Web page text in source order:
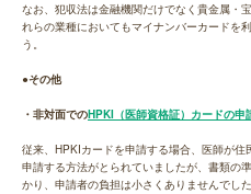
なお、犯収法は金融機関だけでなく貴金属・
れらの業種においてもマイナンバーカードを
う。
●その他
・非対面でのHPKI（医師資格証）カードの申
従来、HPKIカードを申請する場合、医師が
申請する方法がとられていましたが、書類の
かり、申請者の負担は小さくありませんでした